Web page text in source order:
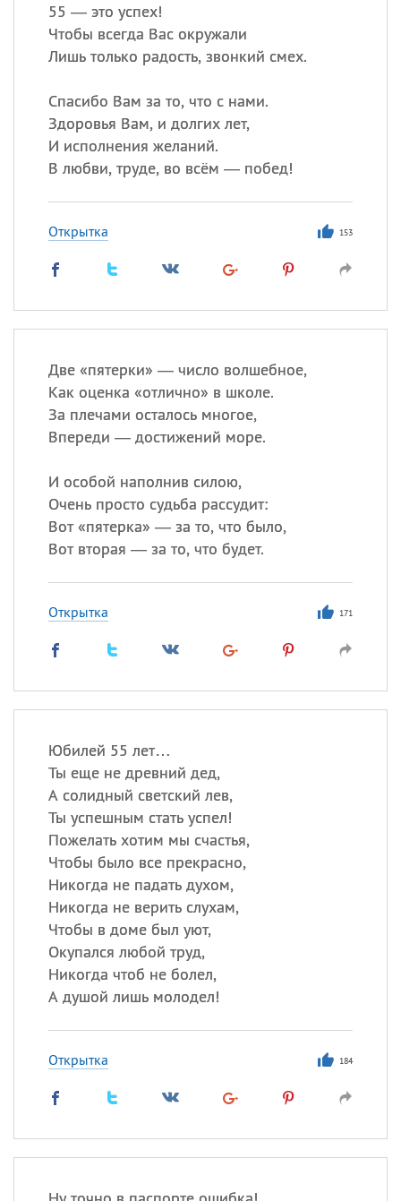
55 — это успех!
Чтобы всегда Вас окружали
Лишь только радость, звонкий смех.
Спасибо Вам за то, что с нами.
Здоровья Вам, и долгих лет,
И исполнения желаний.
В любви, труде, во всём — побед!
Открытка 153
Две «пятерки» — число волшебное,
Как оценка «отлично» в школе.
За плечами осталось многое,
Впереди — достижений море.
И особой наполнив силою,
Очень просто судьба рассудит:
Вот «пятерка» — за то, что было,
Вот вторая — за то, что будет.
Открытка 171
Юбилей 55 лет…
Ты еще не древний дед,
А солидный светский лев,
Ты успешным стать успел!
Пожелать хотим мы счастья,
Чтобы было все прекрасно,
Никогда не падать духом,
Никогда не верить слухам,
Чтобы в доме был уют,
Окупался любой труд,
Никогда чтоб не болел,
А душой лишь молодел!
Открытка 184